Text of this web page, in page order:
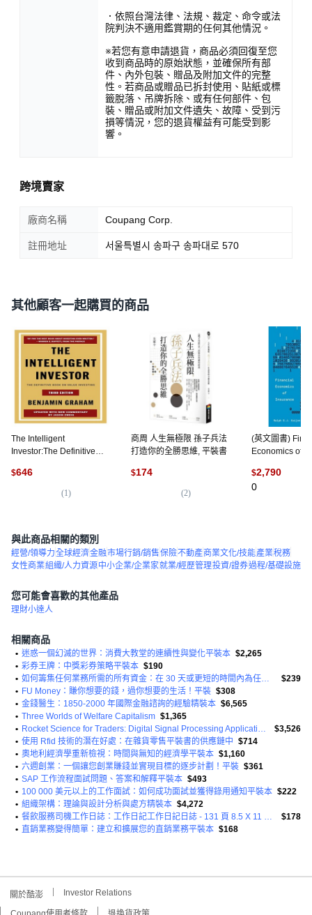
．依照台灣法律、法規、裁定、命令或法
院判決不適用鑑賞期的任何其他情況。
※若您有意申請退貨，商品必須回復至您
收到商品時的原始狀態，並確保所有部
件、內外包裝、贈品及附加文件的完整
性。若商品或贈品已拆封使用、貼紙或標
籤脫落、吊牌拆除、或有任何部件、包
裝、贈品或附加文件遺失、故障、受到污
損等情況，您的退貨權益有可能受到影
響。
跨境賣家
廠商名稱 Coupang Corp.
註冊地址 서울특별시 송파구 송파대로 570
其他顧客一起購買的商品
The Intelligent
Investor:The Definitive
Harper Business
$646
(1)
商周 人生無極限 孫子兵法
打造你的全勝思維, 平裝書
$174
(2)
(英文圖書)
Economics of
University
$2,790
0
與此商品相關的類別
經營/領導力全球經濟金融市場行銷/銷售保險不動產商業文化/技能產業稅務
女性商業組織/人力資源中小企業/企業家就業/經歷管理投資/證券過程/基礎設施
您可能會喜歡的其他產品
理財小達人
相關商品
• 迷惑一個幻滅的世界：消費大教堂的連續性與變化平裝本 $2,265
• 彩券王牌：中獎彩券策略平裝本 $190
•
如何籌集任何業務所需的所有資金：在 30 天或更短的時間內為任何業務項目籌集資金的 101 種快速方法平裝本
$239
• FU Money：賺你想要的錢，過你想要的生活！平裝 $308
• 金錢醫生：1850-2000 年國際金融諮詢的經驗精裝本 $6,565
• Three Worlds of Welfare Capitalism $1,365
•
Rocket Science for Traders: Digital Signal Processing Applications 精裝版
$3,526
• 使用 Rfid 技術的潛在好處：在雜貨零售平裝書的供應鏈中 $714
• 奧地利經濟學重新檢視：時間與無知的經濟學平裝本 $1,160
• 六週創業：一個讓您創業賺錢並實現目標的逐步計劃！平裝 $361
• SAP 工作流程面試問題、答案和解釋平裝本 $493
• 100 000 美元以上的工作面試：如何成功面試並獲得錄用通知平裝本 $222
• 組織架構：理論與設計分析與處方精裝本 $4,272
•
餐飲服務司機工作日誌：工作日記工作日記日誌 - 131 頁 8.5 X 11 吋平裝本
$178
• 直銷業務變得簡單：建立和擴展您的直銷業務平裝本 $168
關於酷澎 Investor Relations